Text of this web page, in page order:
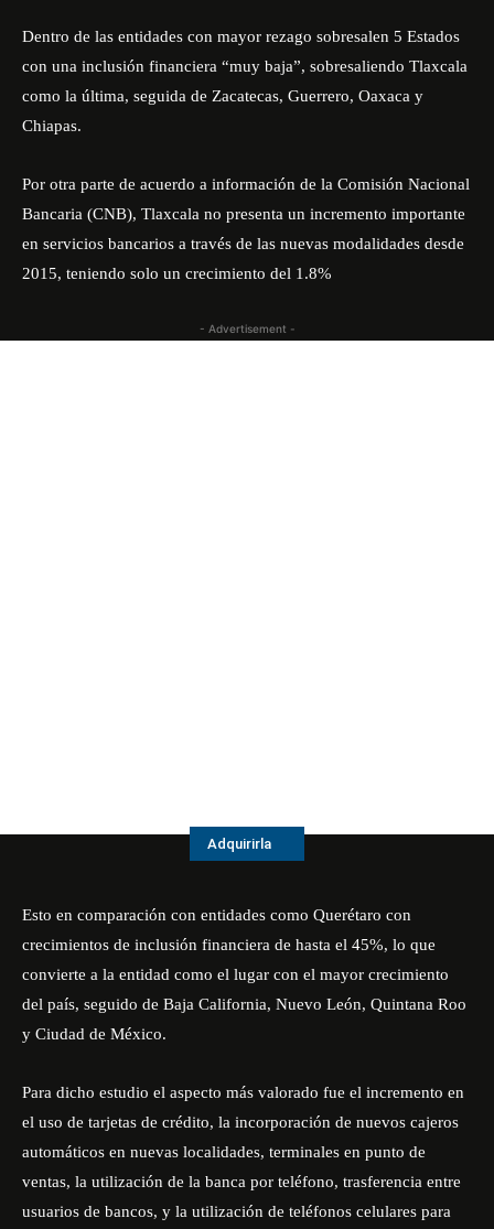
Dentro de las entidades con mayor rezago sobresalen 5 Estados
con una inclusión financiera “muy baja”, sobresaliendo Tlaxcala
como la última, seguida de Zacatecas, Guerrero, Oaxaca y
Chiapas.
Por otra parte de acuerdo a información de la Comisión Nacional
Bancaria (CNB), Tlaxcala no presenta un incremento importante
en servicios bancarios a través de las nuevas modalidades desde
2015, teniendo solo un crecimiento del 1.8%
- Advertisement -
Adquirirla
Esto en comparación con entidades como Querétaro con
crecimientos de inclusión financiera de hasta el 45%, lo que
convierte a la entidad como el lugar con el mayor crecimiento
del país, seguido de Baja California, Nuevo León, Quintana Roo
y Ciudad de México.
Para dicho estudio el aspecto más valorado fue el incremento en
el uso de tarjetas de crédito, la incorporación de nuevos cajeros
automáticos en nuevas localidades, terminales en punto de
ventas, la utilización de la banca por teléfono, trasferencia entre
usuarios de bancos, y la utilización de teléfonos celulares para